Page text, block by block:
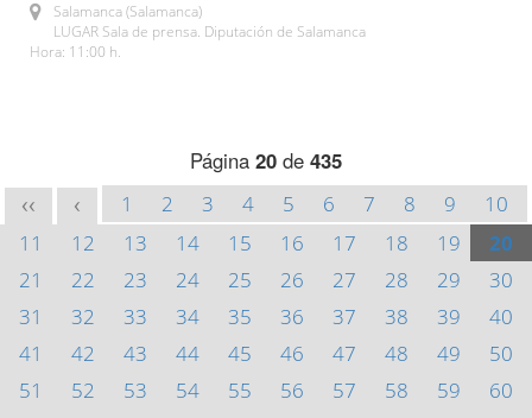
Salamanca (Salamanca)
LUGAR Sala de prensa. Diputación de Salamanca
Hora: 11:00 h.
Página 20 de 435
<< < 1 2 3 4 5 6 7 8 9
10
11
12 13 14 15 16 17 18 19
20
21
22 23 24 25 26 27 28 29
30
31
32 33 34 35 36 37 38 39
40
41
42 43 44 45 46 47 48 49
50
51
52 53 54 55 56 57 58 59
60